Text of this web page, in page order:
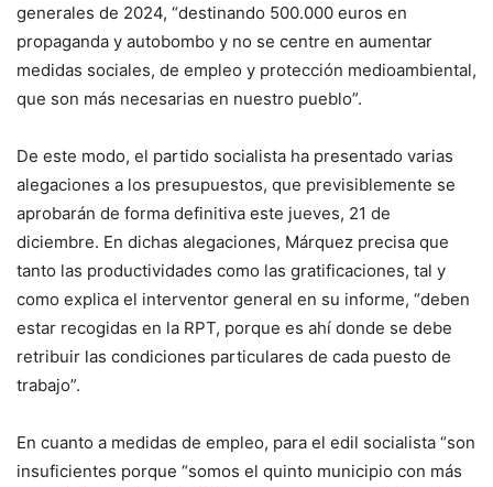
generales de 2024, “destinando 500.000 euros en
propaganda y autobombo y no se centre en aumentar
medidas sociales, de empleo y protección medioambiental,
que son más necesarias en nuestro pueblo”.
De este modo, el partido socialista ha presentado varias
alegaciones a los presupuestos, que previsiblemente se
aprobarán de forma definitiva este jueves, 21 de
diciembre. En dichas alegaciones, Márquez precisa que
tanto las productividades como las gratificaciones, tal y
como explica el interventor general en su informe, “deben
estar recogidas en la RPT, porque es ahí donde se debe
retribuir las condiciones particulares de cada puesto de
trabajo”.
En cuanto a medidas de empleo, para el edil socialista “son
insuficientes porque “somos el quinto municipio con más